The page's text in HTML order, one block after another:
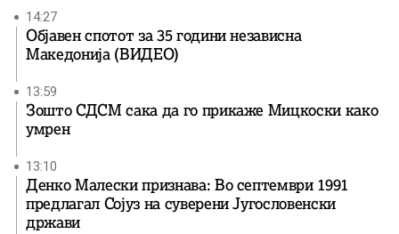
14:27
Објавен спотот за 35 години независна
Македонија (ВИДЕО)
13:59
Зошто СДСМ сака да го прикаже Мицкоски како
умрен
13:10
Денко Малески признава: Во септември 1991
предлагал Сојуз на суверени Југословенски
држави